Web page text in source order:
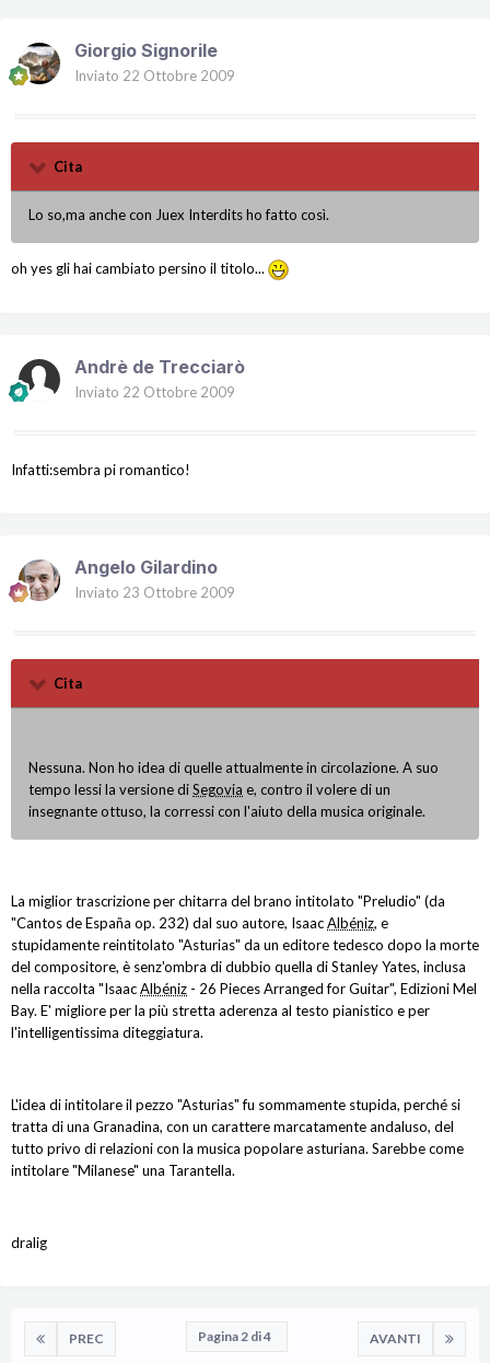
Giorgio Signorile
Inviato 22 Ottobre 2009
Cita
Lo so,ma anche con Juex Interdits ho fatto così.
oh yes gli hai cambiato persino il titolo...
Andrè de Trecciarò
Inviato 22 Ottobre 2009
Infatti:sembra pi romantico!
Angelo Gilardino
Inviato 23 Ottobre 2009
Cita
Nessuna. Non ho idea di quelle attualmente in circolazione. A suo
tempo lessi la versione diSegovia e, contro il volere di un
insegnante ottuso, la corressi con l'aiuto della musica originale.
La miglior trascrizione per chitarra del brano intitolato "Preludio" (da
"Cantos de España op. 232) dal suo autore, IsaacAlbéniz, e
stupidamente reintitolato "Asturias" da un editore tedesco dopo la morte
del compositore, è senz'ombra di dubbio quella di Stanley Yates, inclusa
nella raccolta "IsaacAlbéniz - 26 Pieces Arranged for Guitar", Edizioni Mel
Bay. E' migliore per la più stretta aderenza al testo pianistico e per
l'intelligentissima diteggiatura.
L'idea di intitolare il pezzo "Asturias" fu sommamente stupida, perché si
tratta di una Granadina, con un carattere marcatamente andaluso, del
tutto privo di relazioni con la musica popolare asturiana. Sarebbe come
intitolare "Milanese" una Tarantella.
dralig
PREC AVANTI
Pagina 2 di 4